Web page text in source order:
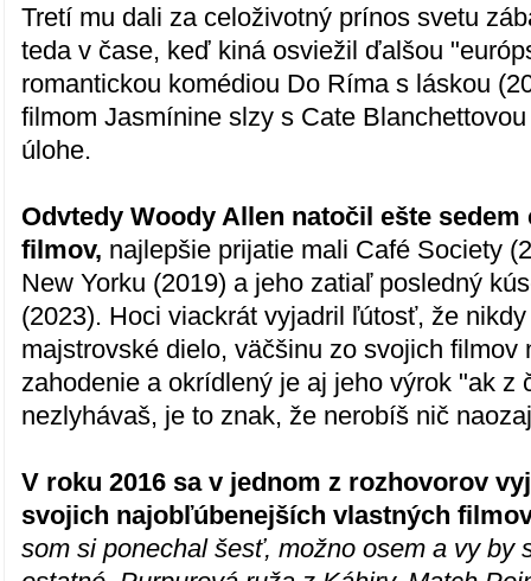
Tretí mu dali za celoživotný prínos svetu
teda v čase, keď kiná osviežil ďalšou
romantickou komédiou Do Ríma s láskou
filmom Jasmínine slzy s Cate
úlohe.
Odvtedy Woody Allen natočil ešte
filmov, najlepšie prijatie mali Café Society
New Yorku (2019) a jeho zatiaľ posledný
(2023). Hoci viackrát vyjadril ľútosť, že
majstrovské dielo, väčšinu zo svojich filmov
zahodenie a okrídlený je aj jeho výrok "ak z
nezlyhávaš, je to znak, že nerobíš nič
V roku 2016 sa v jednom z rozhovorov
svojich najobľúbenejších vlastných
som si ponechal šesť, možno osem a vy by